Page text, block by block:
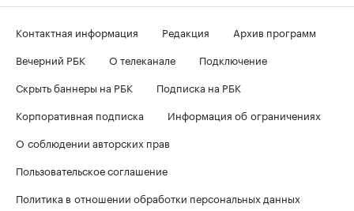
Контактная информация Редакция
Архив программ
Вечерний РБК
О телеканале
Подключение
Скрыть баннеры на РБК
Подписка на РБК
Корпоративная подписка
Информация об ограничениях
О соблюдении авторских прав
Пользовательское соглашение
Политика в отношении обработки персональных данных